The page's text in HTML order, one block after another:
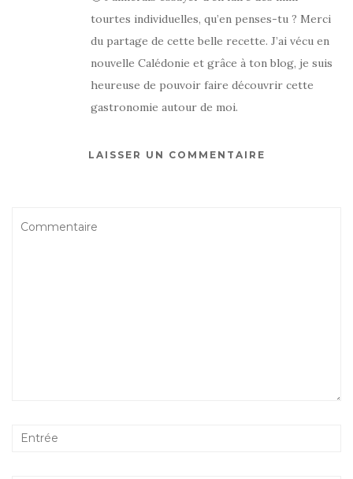
tourtes individuelles, qu’en penses-tu ? Merci
du partage de cette belle recette. J’ai vécu en
nouvelle Calédonie et grâce à ton blog, je suis
heureuse de pouvoir faire découvrir cette
gastronomie autour de moi.
LAISSER UN COMMENTAIRE